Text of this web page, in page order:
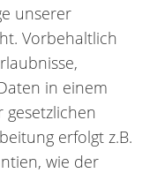
unserer
Vorbehaltlich
in einem
erfolgt z.B.
wie der